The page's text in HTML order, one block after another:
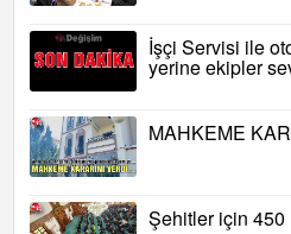
İşçi Servisi ile
yerine ekipler
MAHKEME
Şehitler için